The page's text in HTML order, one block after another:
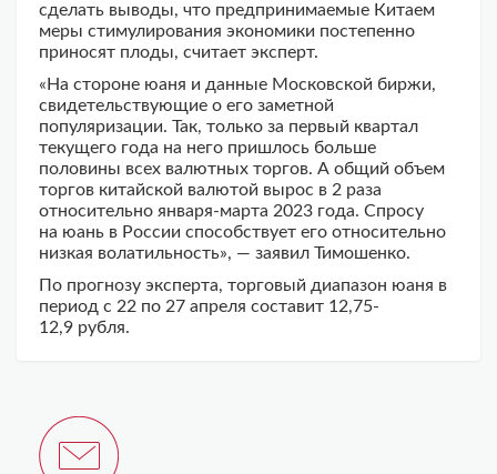
сделать выводы, что предпринимаемые Китаем
меры стимулирования экономики постепенно
приносят плоды, считает эксперт.
«На стороне юаня и данные Московской биржи,
свидетельствующие о его заметной
популяризации. Так, только за первый квартал
текущего года на него пришлось больше
половины всех валютных торгов. А общий объем
торгов китайской валютой вырос в 2 раза
относительно января-марта 2023 года. Спросу
на юань в России способствует его относительно
низкая волатильность», — заявил Тимошенко.
По прогнозу эксперта, торговый диапазон юаня в
период с 22 по 27 апреля составит 12,75-
12,9 рубля.